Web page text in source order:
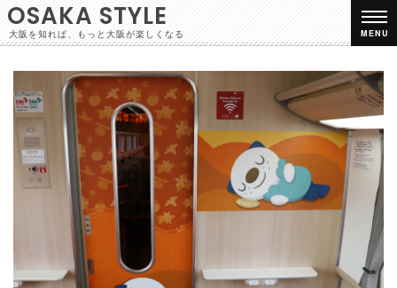
OSAKA STYLE
大阪を知れば、もっと大阪が楽しくなる MENU